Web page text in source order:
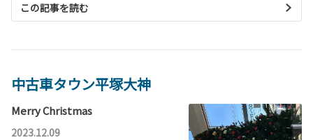
この記事を読む
中古車タウン平塚大神
Merry Christmas
2023.12.09